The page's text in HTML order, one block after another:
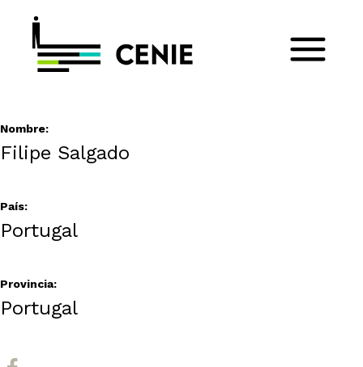
Nombre:
Filipe Salgado
País:
Portugal
Provincia:
Portugal